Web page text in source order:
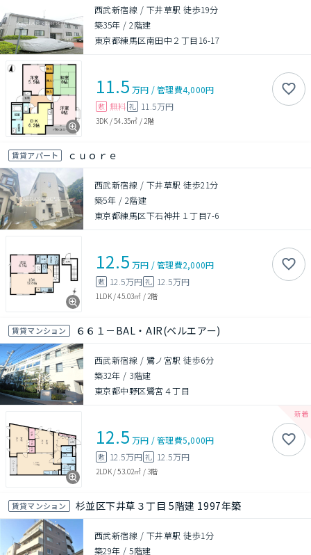
西武新宿線 / 下井草駅 徒歩19分
築35年 /2階建
東京都練馬区南田中２丁目16-17
11.5 万円 /管理費4,000円
敷 無料 礼 11.5万円
3DK /54.35㎡ / 2階
賃貸アパート ｃｕｏｒｅ
西武新宿線 / 下井草駅 徒歩21分
築5年 / 2階建
東京都練馬区下石神井１丁目7-6
12.5 万円 /管理費2,000円
敷 12.5万円 礼 12.5万円
1LDK/45.03㎡ / 2階
賃貸マンション ６６１－BAL・AIR(ベルエアー)
西武新宿線 / 鷺ノ宮駅 徒歩6分
築32年 / 3階建
東京都中野区鷺宮４丁目
12.5 万円 /管理費5,000円
敷 12.5万円 礼 12.5万円
2LDK/53.02㎡ /3階
賃貸マンション 杉並区下井草３丁目 5階建 1997年築
西武新宿線 / 下井草駅 徒歩1分
築29年 /5階建